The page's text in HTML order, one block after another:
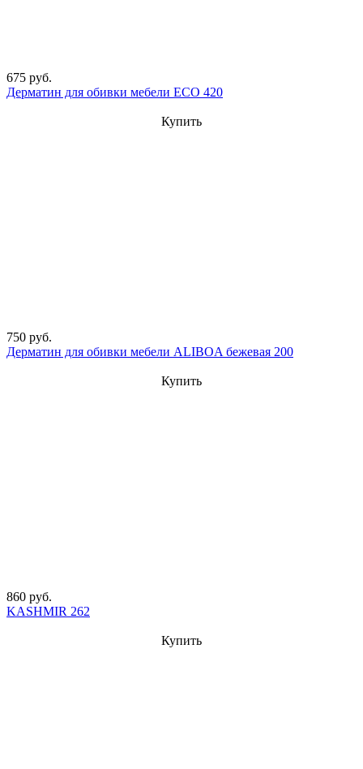
675 руб.
Дерматин для обивки мебели ECO 420
Купить
750 руб.
Дерматин для обивки мебели ALIBOA бежевая 200
Купить
860 руб.
KASHMIR 262
Купить